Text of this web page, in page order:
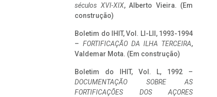
séculos XVI-XIX, Alberto Vieira. (Em
construção)
Boletim do IHIT, Vol. LI-LII, 1993-1994
– FORTIFICAÇÃO DA ILHA TERCEIRA,
Valdemar Mota. (Em construção)
Boletim do IHIT, Vol. L, 1992 –
DOCUMENTAÇÃO SOBRE AS
FORTIFICAÇÕES DOS AÇORES